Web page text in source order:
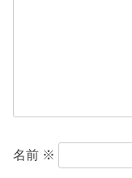
名前 ※